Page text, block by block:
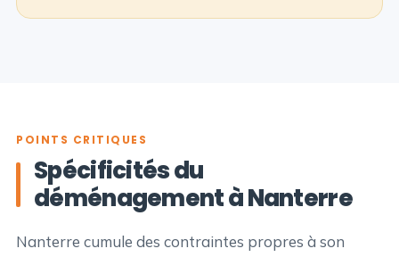
POINTS CRITIQUES
Spécificités du
déménagement à Nanterre
Nanterre cumule des contraintes propres à son